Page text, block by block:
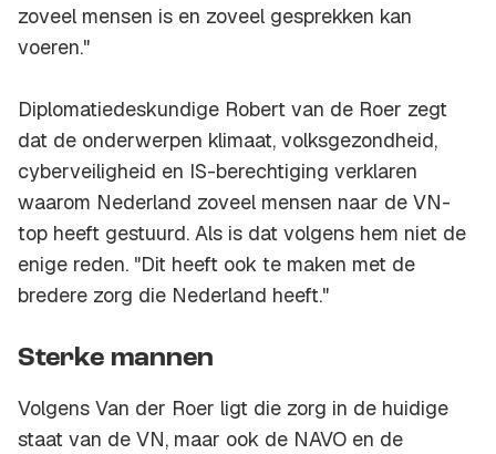
zoveel mensen is en zoveel gesprekken kan
voeren."
Diplomatiedeskundige Robert van de Roer zegt
dat de onderwerpen klimaat, volksgezondheid,
cyberveiligheid en IS-berechtiging verklaren
waarom Nederland zoveel mensen naar de VN-
top heeft gestuurd. Als is dat volgens hem niet de
enige reden. "Dit heeft ook te maken met de
bredere zorg die Nederland heeft."
Sterke mannen
Volgens Van der Roer ligt die zorg in de huidige
staat van de VN, maar ook de NAVO en de